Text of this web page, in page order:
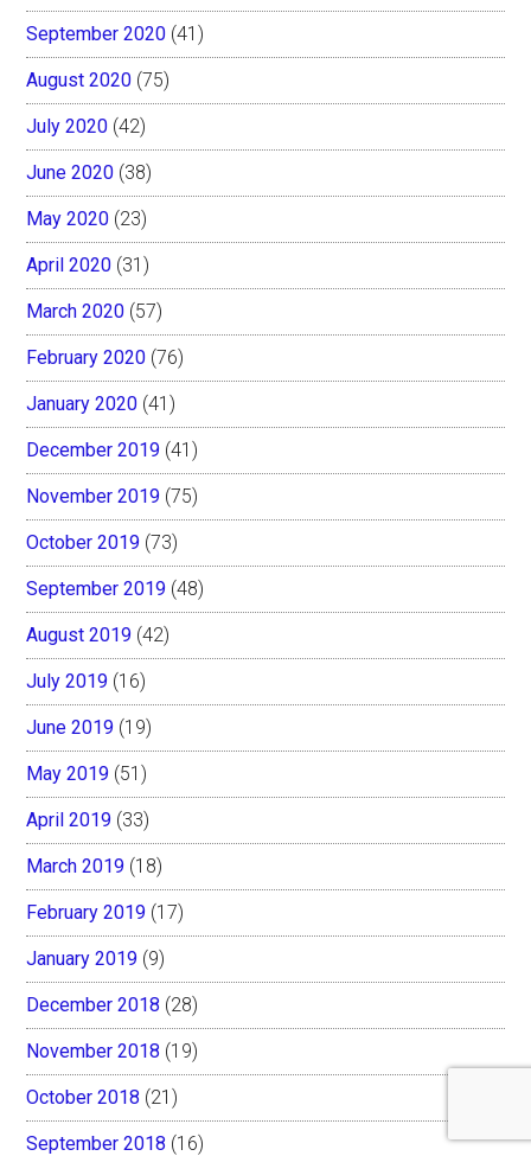
September 2020 (41)
August 2020 (75)
July 2020 (42)
June 2020 (38)
May 2020 (23)
April 2020 (31)
March 2020 (57)
February 2020 (76)
January 2020 (41)
December 2019 (41)
November 2019 (75)
October 2019 (73)
September 2019 (48)
August 2019 (42)
July 2019 (16)
June 2019 (19)
May 2019 (51)
April 2019 (33)
March 2019 (18)
February 2019 (17)
January 2019 (9)
December 2018 (28)
November 2018 (19)
October 2018 (21)
September 2018 (16)